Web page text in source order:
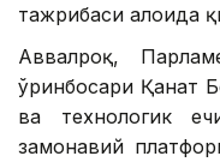
тажрибаси алоҳида
Аввалроқ,
ўринбосари Қанат
ва технологик
замонавий